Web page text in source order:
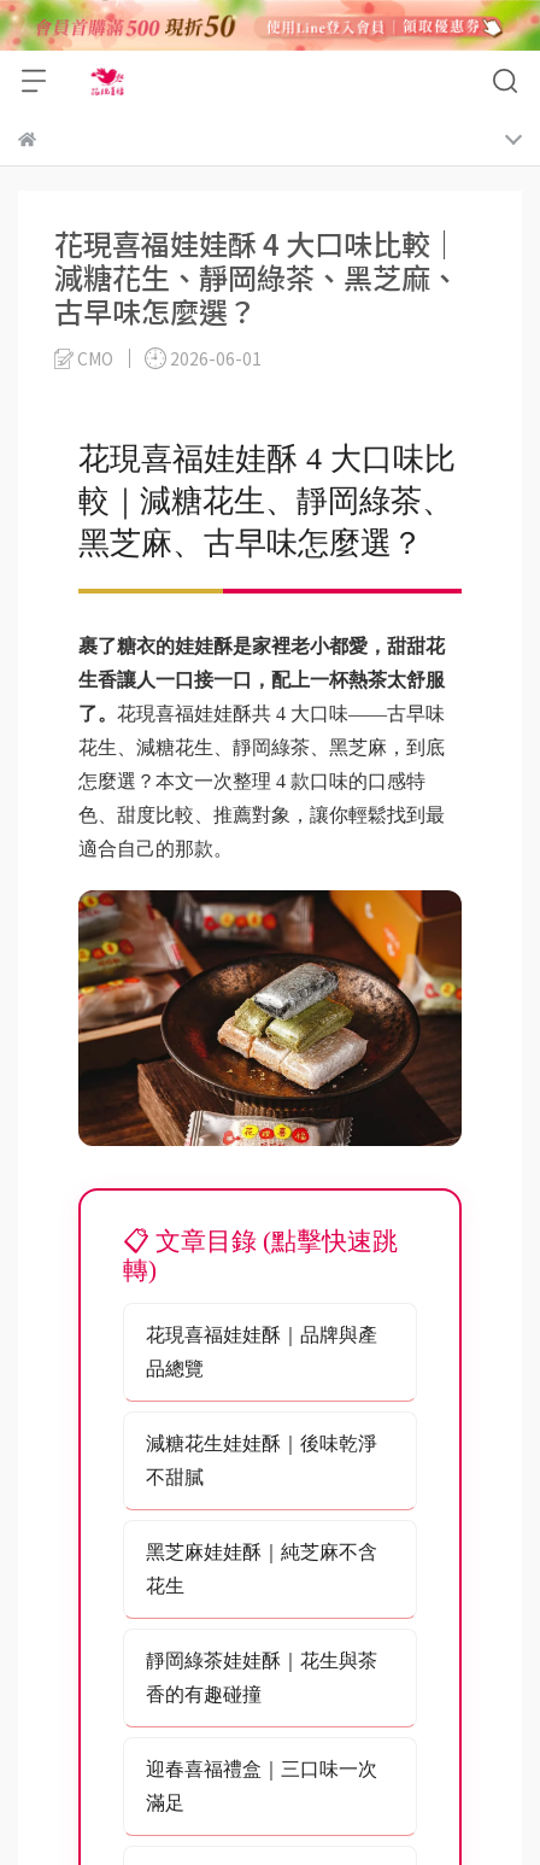
花現喜福娃娃酥 4 大口味比較｜
減糖花生、靜岡綠茶、黑芝麻、
古早味怎麼選？
CMO 2026-06-01
花現喜福娃娃酥 4 大口味比
較｜減糖花生、靜岡綠茶、
黑芝麻、古早味怎麼選？
裹了糖衣的娃娃酥是家裡老小都愛，甜甜花
生香讓人一口接一口，配上一杯熱茶太舒服
了。 花現喜福娃娃酥共 4 大口味——古早味
花生、減糖花生、靜岡綠茶、黑芝麻，到底
怎麼選？本文一次整理 4 款口味的口感特
色、甜度比較、推薦對象，讓你輕鬆找到最
適合自己的那款。
文章目錄 (點擊快速跳
轉)
花現喜福娃娃酥｜品牌與產
品總覽
減糖花生娃娃酥｜後味乾淨
不甜膩
黑芝麻娃娃酥｜純芝麻不含
花生
靜岡綠茶娃娃酥｜花生與茶
香的有趣碰撞
迎春喜福禮盒｜三口味一次
滿足